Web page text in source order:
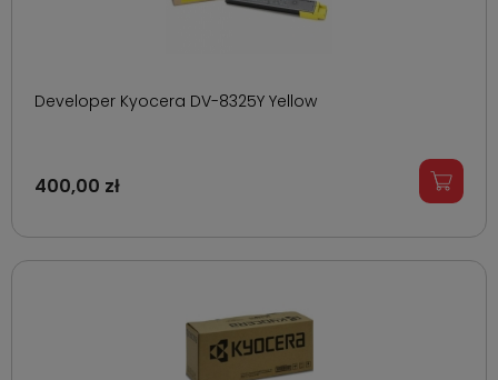
Developer Kyocera DV-8325Y Yellow
400,00 zł